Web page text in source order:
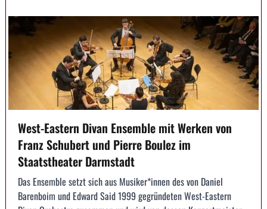
West-Eastern Divan Ensemble mit Werken von
Franz Schubert und Pierre Boulez im
Staatstheater Darmstadt
Das Ensemble setzt sich aus Musiker*innen des von Daniel
Barenboim und Edward Said 1999 gegründeten West-Eastern